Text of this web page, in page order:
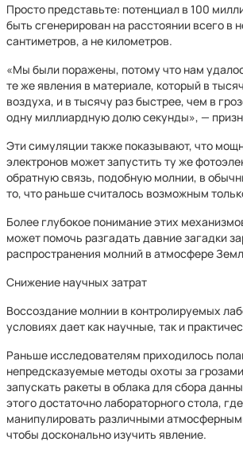
Просто представьте: потенциал в 100
быть сгенерирован на расстоянии всего в
сантиметров, а не километров.
«Мы были поражены, потому что нам
те же явления в материале, который в
воздуха, и в тысячу раз быстрее, чем в
одну миллиардную долю секунды», —
Эти симуляции также показывают, что
электронов может запустить ту же
обратную связь, подобную молнии, в
то, что раньше считалось возможным
Более глубокое понимание этих
может помочь разгадать давние загадки
распространения молний в атмосфере
Снижение научных затрат
Воссоздание молнии в контролируемых
условиях дает как научные, так и
Раньше исследователям приходилось
непредсказуемые методы охоты за
запускать ракеты в облака для сбора
этого достаточно лабораторного стола,
манипулировать различными
чтобы досконально изучить явление.